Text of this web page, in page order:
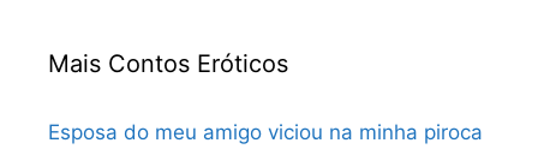
Mais Contos Eróticos
Esposa do meu amigo viciou na minha piroca